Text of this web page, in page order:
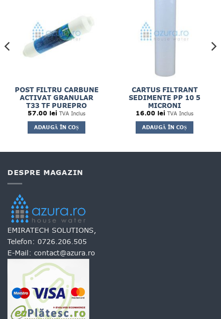
POST FILTRU CARBUNE
ACTIVAT GRANULAR
T33 TF PUREPRO
57.00 lei TVA Inclus
ADAUGĂ ÎN COȘ
CARTUS FILTRANT
SEDIMENTE PP 10 5
MICRONI
16.00 lei TVA Inclus
ADAUGĂ ÎN COȘ
DESPRE MAGAZIN
EMIRATECH SOLUTIONS,
Telefon: 0726.206.505
E-Mail: contact@azura.ro